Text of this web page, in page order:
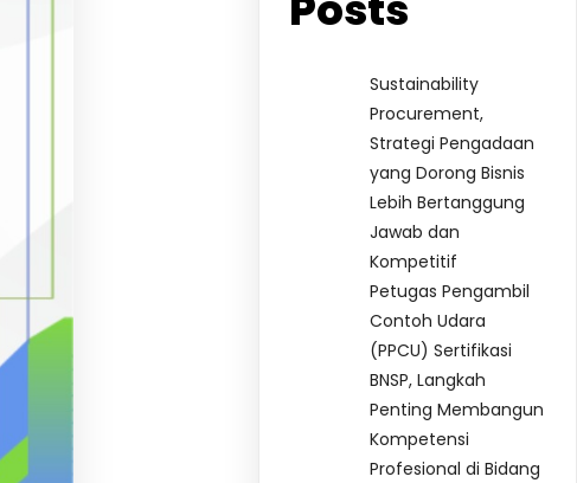
Sustainability
Procurement,
Strategi Pengadaan
yang Dorong Bisnis
Lebih Bertanggung
Jawab dan
Kompetitif
Petugas Pengambil
Contoh Udara
(PPCU) Sertifikasi
BNSP, Langkah
Penting Membangun
Kompetensi
Profesional di Bidang